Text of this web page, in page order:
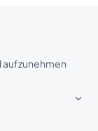
aufzunehmen